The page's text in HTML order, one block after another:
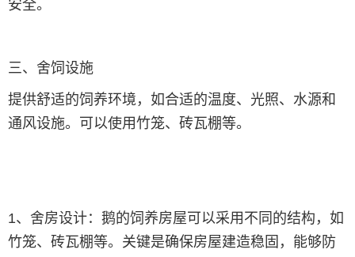
安全。
三、舍饲设施
提供舒适的饲养环境，如合适的温度、光照、水源和
通风设施。可以使用竹笼、砖瓦棚等。
1、舍房设计：鹅的饲养房屋可以采用不同的结构，如
竹笼、砖瓦棚等。关键是确保房屋建造稳固，能够防